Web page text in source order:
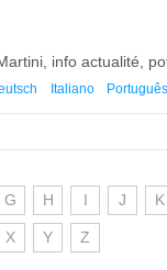
info actualité,
Italiano Português
G H I J K
X Y Z